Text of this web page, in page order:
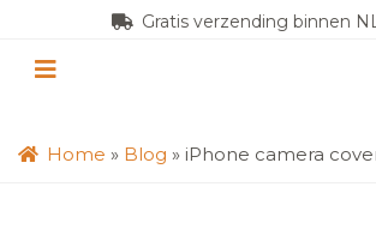
Gratis verzending binnen
Home » Blog » iPhone camera